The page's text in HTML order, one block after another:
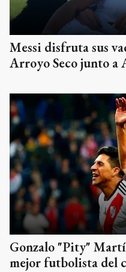
Messi disfruta sus
Arroyo Seco junto a
Gonzalo "Pity"
mejor futbolista del